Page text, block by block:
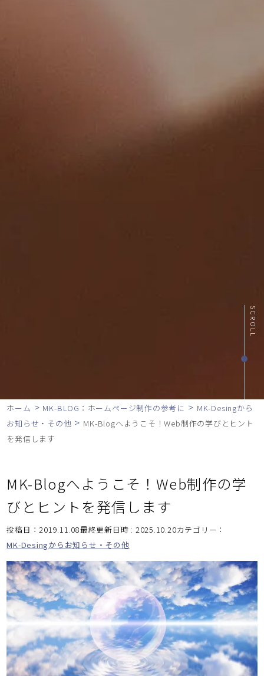
SCROLL
ホーム > MK-BLOG：ホームページ制作の参考に > MK-Desingから
お知らせ・その他 > MK-Blogへようこそ！Web制作の学びとヒント
を発信します
MK-Blogへようこそ！Web制作の学
びとヒントを発信します
投稿日：2019.11.08最終更新日時 : 2025.10.20カテゴリー：
MK-Desingからお知らせ・その他